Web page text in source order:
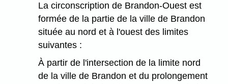
La circonscription de Brandon-Ouest est
formée de la partie de la ville de Brandon
située au nord et à l'ouest des limites
suivantes :
À partir de l'intersection de la limite nord
de la ville de Brandon et du prolongement